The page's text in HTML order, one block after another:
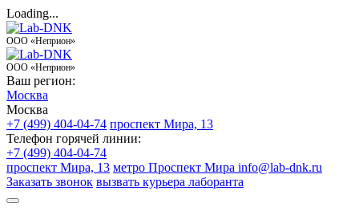
Loading...
ООО «Неприон»
ООО «Неприон»
Ваш регион:
Москва
Москва
+7 (499) 404-04-74 проспект Мира, 13
Телефон горячей линии:
+7 (499) 404-04-74
проспект Мира, 13 метро Проспект Мира info@lab-dnk.ru
Заказать звонок вызвать курьера лаборанта